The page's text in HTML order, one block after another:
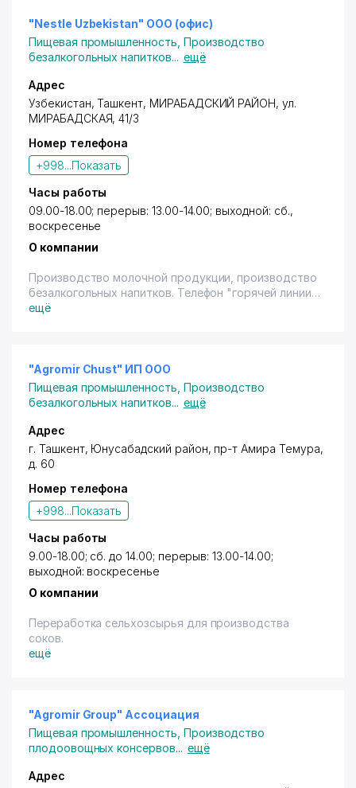
"Nestle Uzbekistan" ООО (офис)
Пищевая промышленность Производство
безалкогольных напитков... ещё
Адрес
Узбекистан,Ташкент, МИРАБАДСКИЙ РАЙОН,ул.
МИРАБАДСКАЯ, 41/3
Номер телефона
+998...Показать
Часы работы
09.00-18.00; перерыв: 13.00-14.00; выходной: сб.,
воскресенье
О компании
Производство молочной продукции, производство
безалкогольных напитков. Телефон "горячей линии"
- 120-55-99. Имеется терминал.
ещё
"Agromir Chust" ИП ООО
Пищевая промышленность Производство
безалкогольных напитков... ещё
Адрес
г. Ташкент, Юнусабадский район, пр-т Амира Темура,
д. 60
Номер телефона
+998...Показать
Часы работы
9.00-18.00; сб. до 14.00; перерыв: 13.00-14.00;
выходной: воскресенье
О компании
Переработка сельхозсырья для производства
соков.
ещё
"Agromir Group" Ассоциация
Пищевая промышленность Производство
плодоовощных консервов... ещё
Адрес